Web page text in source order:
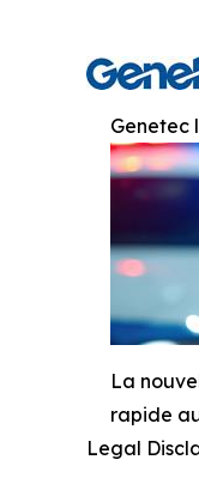
Genetec
La
rapide
Legal